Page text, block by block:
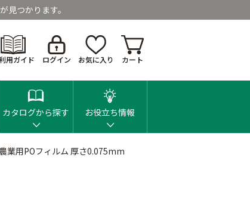
見つかります。
用ガイド ログイン お気に入り カート
カタログから探す お役立ち情報
業用POフィルム 厚さ0.075mm